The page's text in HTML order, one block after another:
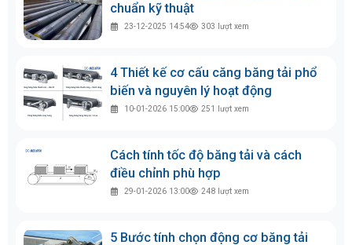
chuẩn kỹ thuật
23-12-2025 14:54 303 lượt xem
4 Thiết kế cơ cấu căng băng tải phổ
biến và nguyên lý hoạt động
10-01-2026 15:00 251 lượt xem
Cách tính tốc độ băng tải và cách
điều chỉnh phù hợp
29-01-2026 13:00 248 lượt xem
5 Bước tính chọn động cơ băng tải